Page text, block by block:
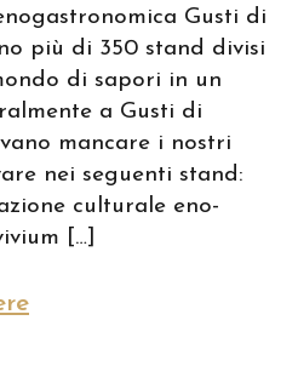
Gusti di
più di 350 stand divisi
di sapori in un
a Gusti di
mancare i nostri
nei seguenti stand:
culturale eno-
[…]